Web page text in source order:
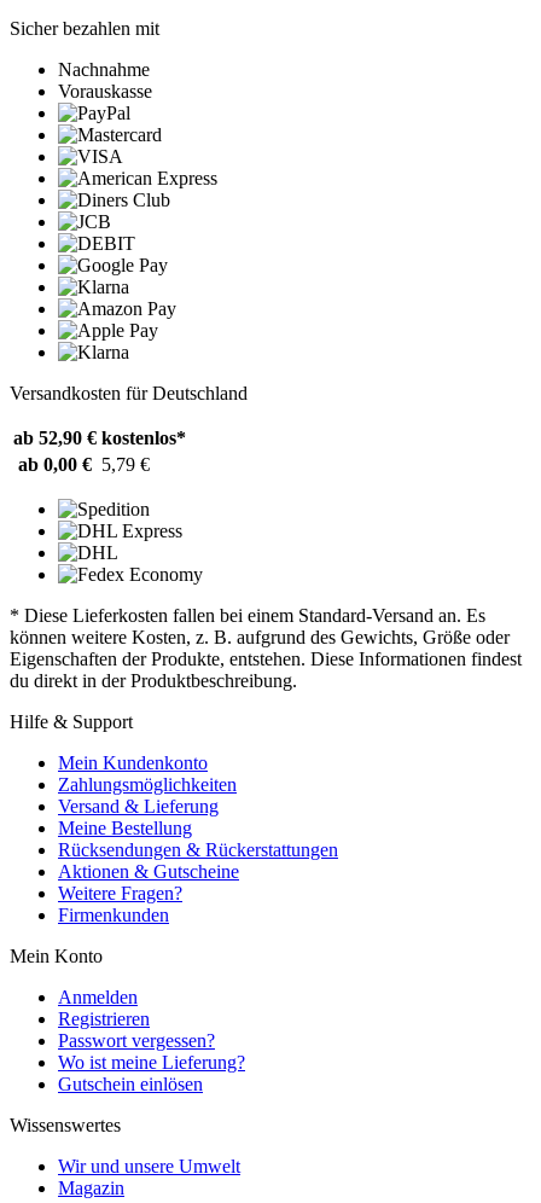
Sicher bezahlen mit
Nachnahme
Vorauskasse
Versandkosten für Deutschland
ab 52,90 € kostenlos*
ab 0,00 € 5,79 €
* Diese Lieferkosten fallen bei einem Standard-Versand an. Es
können weitere Kosten, z. B. aufgrund des Gewichts, Größe oder
Eigenschaften der Produkte, entstehen. Diese Informationen findest
du direkt in der Produktbeschreibung.
Hilfe & Support
Mein Kundenkonto
Zahlungsmöglichkeiten
Versand & Lieferung
Meine Bestellung
Rücksendungen & Rückerstattungen
Aktionen & Gutscheine
Weitere Fragen?
Firmenkunden
Mein Konto
Anmelden
Registrieren
Passwort vergessen?
Wo ist meine Lieferung?
Gutschein einlösen
Wissenswertes
Wir und unsere Umwelt
Magazin